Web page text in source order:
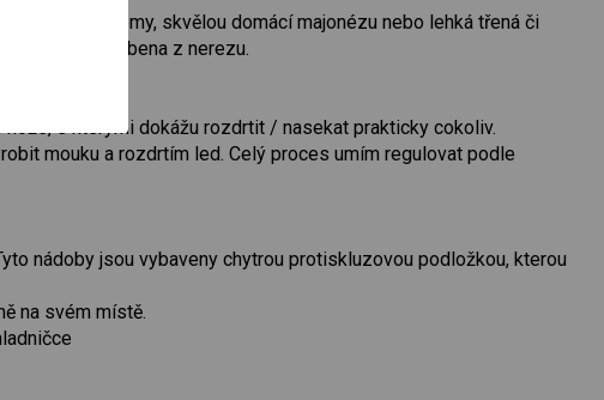
krémy, skvělou domácí majonézu nebo lehká třená či
kvalitní a vyrobena z nerezu.
s kterými dokážu rozdrtit / nasekat prakticky cokoliv.
mouku a rozdrtím led. Celý proces umím regulovat podle
nádoby jsou vybaveny chytrou protiskluzovou podložkou, kterou
na svém místě.